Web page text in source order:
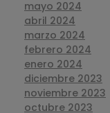
mayo 2024
abril 2024
marzo 2024
febrero 2024
enero 2024
diciembre 2023
noviembre 2023
octubre 2023